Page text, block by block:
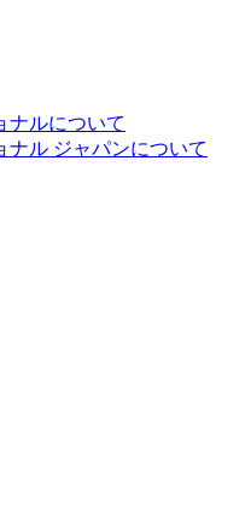
ナルについて
ナル ジャパンについて